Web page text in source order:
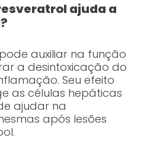
ajuda a
auxiliar na função
a desintoxicação do
Seu efeito
as células hepáticas
ajudar na
após lesões